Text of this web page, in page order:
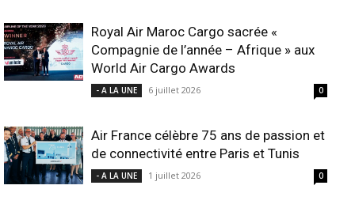
Royal Air Maroc Cargo sacrée «
Compagnie de l’année – Afrique » aux
World Air Cargo Awards
- A LA UNE 6 juillet 2026 0
Air France célèbre 75 ans de passion et
de connectivité entre Paris et Tunis
- A LA UNE 1 juillet 2026 0